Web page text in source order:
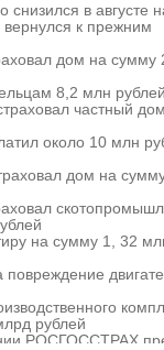
снизился в августе
к прежним
дом на сумму
8,2 млн
частный
около 10 млн
дом на
на сумму 1, 32
рублей
РОСГОССТРАХ